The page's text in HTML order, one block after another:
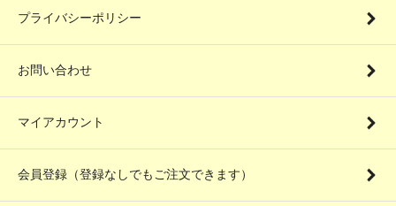
プライバシーポリシー
お問い合わせ
マイアカウント
会員登録（登録なしでもご注文できます）